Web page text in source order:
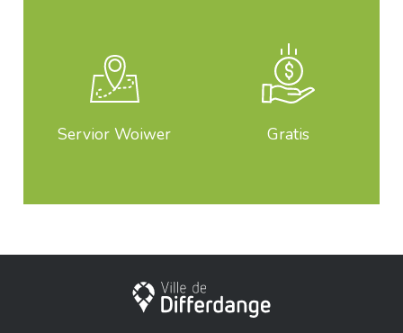
Servior Woiwer Gratis
Stadt Differdingen